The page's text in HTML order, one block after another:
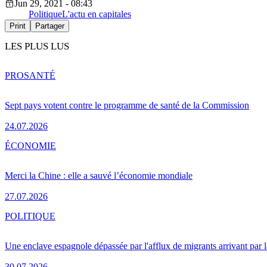
Jun 29, 2021 - 08:43
PolitiqueL'actu en capitales
Print Partager
LES PLUS LUS
Sept pays votent contre le programme de santé de la Commission
24.07.2026
PROSANTÉ
Merci la Chine : elle a sauvé l’économie mondiale
27.07.2026
ÉCONOMIE
Une enclave espagnole dépassée par l'afflux de migrants arrivant par
POLITIQUE